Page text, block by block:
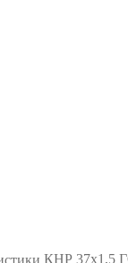
КНР 37х1,5